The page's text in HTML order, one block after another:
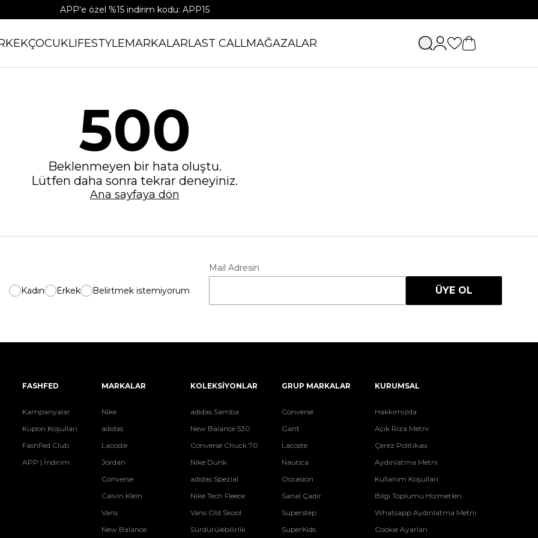
APP'e özel %15 indirim kodu: APP15
ÇOCUKLIFESTYLEMARKALARLAST CALLMAĞAZALAR
500
Beklenmeyen bir hata oluştu.
Lütfen daha sonra tekrar deneyiniz.
Ana sayfaya dön
Kadın Erkek Belirtmek istemiyorum
Mail Adresin
ÜYE OL
FASHFED
Kampanyalar
Kupon Koşulları
FashFed Club
APP | İndirim
MARKALAR
Nike
adidas
Lacoste
Jordan
Converse
Calvin Klein
Vans
New Balance
KOLEKSİYONLAR
adidas Samba
New Balance 530
Converse Chuck 70
Nike Dunk
adidas Spezial
Nike Tech Fleece
Vans Old Skool
Sürdürülebilirlik
GRUP MARKALAR
Converse
Gant
Lacoste
Nautica
Occasion
Sanal Çadır
Superstep
SuperKids
KURUMSAL
Hakkımızda
Açık Rıza Metni
Çerez Politikası
Aydınlatma Metni
Kullanım Koşulları
Bilgi Toplumu Hizmetleri
Whatsapp Aydınlatma Metni
Cookie Ayarları